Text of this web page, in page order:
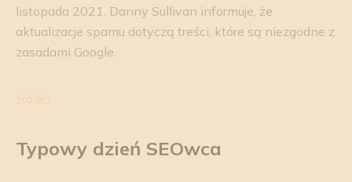
listopada 2021. Danny Sullivan informuje, że
aktualizacje spamu dotyczą treści, które są niezgodne z
zasadami Google.
źródło
Typowy dzień SEOwca